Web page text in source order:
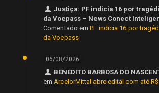
Justiça: PF indicia 16 por
da Voepass – News Conect
Comentado em PF indicia 16 por
da Voepass
06/08/2026
BENEDITO BARBOSA DO
em ArcelorMittal abre edital com até R$